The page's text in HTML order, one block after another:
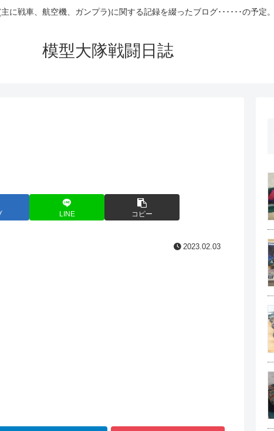
に戦車、航空機、ガンプラ)に関する記録を綴ったブログ･･････の予定。
模型大隊戦闘日誌
LINE コピー
2023.02.03